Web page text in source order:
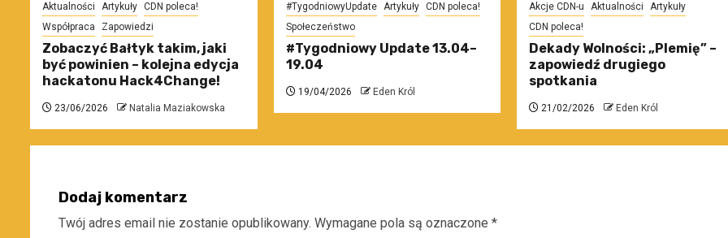
Aktualności Artykuły CDN poleca!
Współpraca
Zapowiedzi
Zobaczyć Bałtyk takim, jaki
być powinien – kolejna edycja
hackatonu Hack4Change!
23/06/2026 Natalia Maziakowska
#TygodniowyUpdate Artykuły CDN poleca!
Społeczeństwo
#Tygodniowy Update 13.04–
19.04
19/04/2026 Eden Król
Akcje CDN-u Aktualności
Artykuły
CDN poleca!
Dekady Wolności: „Plemię” –
zapowiedź drugiego
spotkania
21/02/2026 Eden Król
Dodaj komentarz
Twój adres email nie zostanie opublikowany. Wymagane pola są oznaczone *